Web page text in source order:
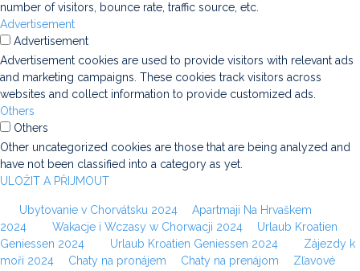
number of visitors, bounce rate, traffic source, etc.
Advertisement
Advertisement
Advertisement cookies are used to provide visitors with relevant ads
and marketing campaigns. These cookies track visitors across
websites and collect information to provide customized ads.
Others
Others
Other uncategorized cookies are those that are being analyzed and
have not been classified into a category as yet.
ULOŽIT A PŘIJMOUT
Ubytovanie v Chorvátsku 2024
Apartmaji Na Hrvaškem
2024
Wakacje i Wczasy w Chorwacji 2024
Urlaub Kroatien
Geniessen 2024
Urlaub Kroatien Geniessen 2024
Zájezdy k
moři 2024
Chaty na pronájem Chaty na prenájom Zľavové